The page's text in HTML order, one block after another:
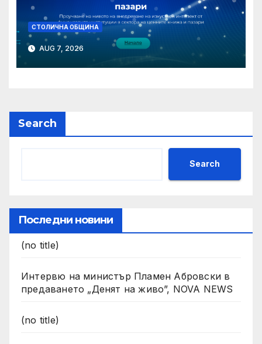
СТОЛИЧНА ОБЩИНА
AUG 7, 2026
Search
Search
Последни новини
(no title)
Интервю на министър Пламен Абровски в
предаването „Денят на живо”, NOVA NEWS
(no title)